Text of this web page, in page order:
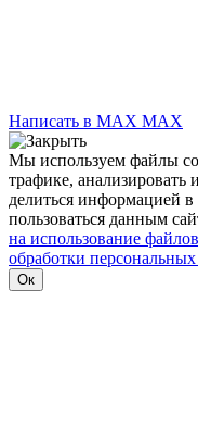
Написать в MAX MAX
Мы используем файлы
трафике, анализировать
делиться информацией
пользоваться данным
на использование
обработки
Ок